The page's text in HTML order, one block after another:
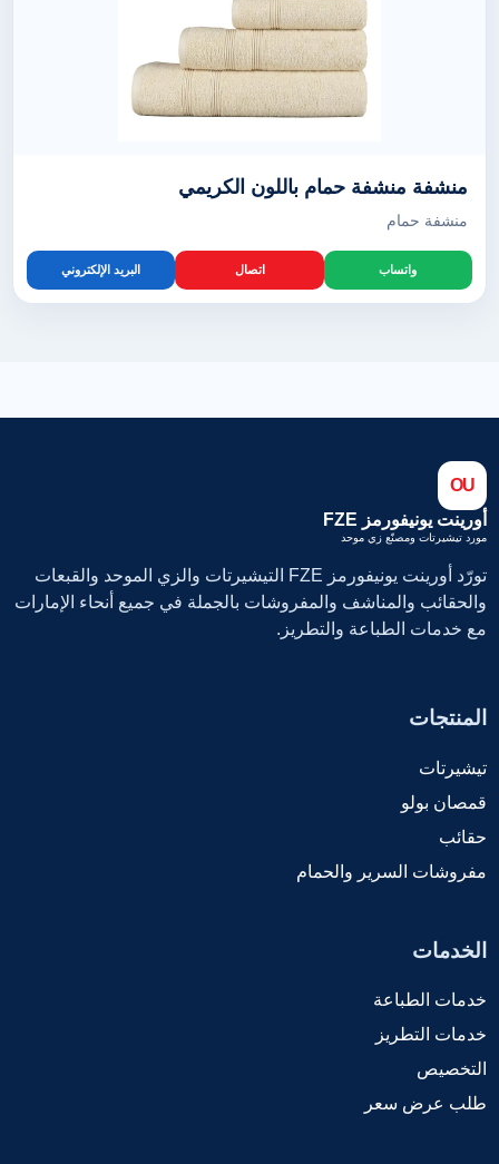
منشفة منشفة حمام باللون الكريمي
منشفة حمام
واتساب اتصال البريد الإلكتروني
OU
أورينت يونيفورمز FZE
مورد تيشيرتات ومصنّع زي موحد
تورّد أورينت يونيفورمز FZE التيشيرتات والزي الموحد والقبعات
والحقائب والمناشف والمفروشات بالجملة في جميع أنحاء الإمارات
مع خدمات الطباعة والتطريز.
المنتجات
تيشيرتات
قمصان بولو
حقائب
مفروشات السرير والحمام
الخدمات
خدمات الطباعة
خدمات التطريز
التخصيص
طلب عرض سعر